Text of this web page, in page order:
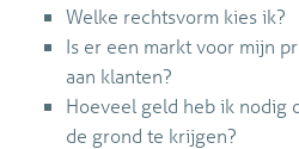
Welke rechtsvorm kies ik?
Is er een markt voor mijn
aan klanten?
Hoeveel geld heb ik nodig
de grond te krijgen?